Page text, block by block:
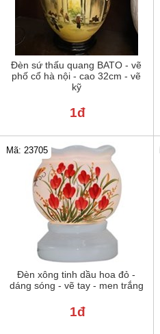
Đèn sứ thấu quang BATO - vẽ
phố cổ hà nội - cao 32cm - vẽ
kỹ
1đ
Đèn xông tinh dầu hoa đỏ -
dáng sóng - vẽ tay - men trắng
Mã: 23705
1đ